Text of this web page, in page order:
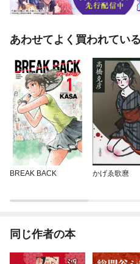
あわせてよく買われてい
BREAK BACK かげゑ歌麿
同じ作者の本